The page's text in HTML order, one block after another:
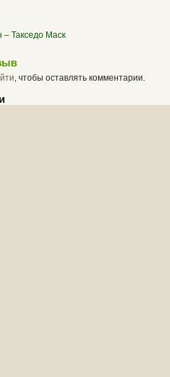
– Такседо Маск
, чтобы оставлять комментарии.